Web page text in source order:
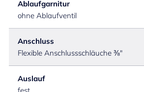
Ablaufgarnitur
ohne Ablaufventil
Anschluss
Flexible Anschlussschläuche ⅜"
Auslauf